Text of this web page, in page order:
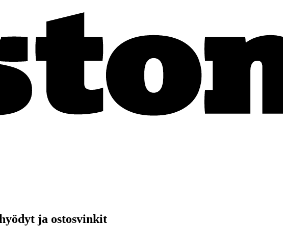
ja ostosvinkit